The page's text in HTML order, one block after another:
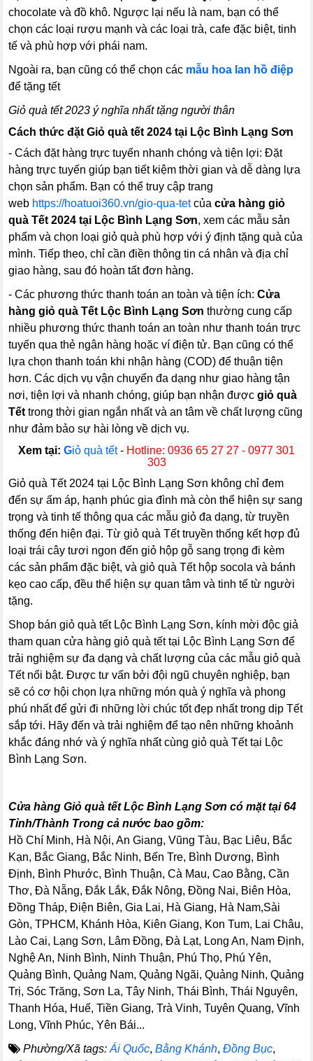
chocolate và đồ khô. Ngược lại nếu là nam, bạn có thể
chọn các loại rượu mạnh và các loại trà, cafe đặc biệt, tinh
tế và phù hợp với phái nam.
Ngoài ra, bạn cũng có thể chọn các mẫu hoa lan hồ điệp
để tặng tết
Giỏ quà tết 2023 ý nghĩa nhất tặng người thân
Cách thức đặt Giỏ quà tết 2024 tại Lộc Bình Lạng Sơn
- Cách đặt hàng trực tuyến nhanh chóng và tiện lợi: Đặt
hàng trực tuyến giúp bạn tiết kiệm thời gian và dễ dàng lựa
chọn sản phẩm. Bạn có thể truy cập trang
web https://hoatuoi360.vn/gio-qua-tetcủa cửa hàng giỏ
quà Tết 2024 tại Lộc Bình Lạng Sơn, xem các mẫu sản
phẩm và chọn loại giỏ quà phù hợp với ý định tặng quà của
mình. Tiếp theo, chỉ cần điền thông tin cá nhân và địa chỉ
giao hàng, sau đó hoàn tất đơn hàng.
- Các phương thức thanh toán an toàn và tiện ích: Cửa
hàng giỏ quà Tết Lộc Bình Lạng Sơn thường cung cấp
nhiều phương thức thanh toán an toàn như thanh toán trực
tuyến qua thẻ ngân hàng hoặc ví điện tử. Bạn cũng có thể
lựa chọn thanh toán khi nhận hàng (COD) để thuận tiện
hơn. Các dịch vụ vận chuyển đa dạng như giao hàng tận
nơi, tiện lợi và nhanh chóng, giúp bạn nhận đượcgiỏ quà
Tết trong thời gian ngắn nhất và an tâm về chất lượng cũng
như đảm bảo sự hài lòng về dịch vụ.
Xem tại: Giỏ quà tết- Hotline: 0936 65 27 27 - 0977 301
303
Giỏ quà Tết 2024 tại Lộc Bình Lạng Sơn không chỉ đem
đến sự ấm áp, hạnh phúc gia đình mà còn thể hiện sự sang
trọng và tinh tế thông qua các mẫu giỏ đa dạng, từ truyền
thống đến hiện đại. Từ giỏ quà Tết truyền thống kết hợp đủ
loại trái cây tươi ngon đến giỏ hộp gỗ sang trọng đi kèm
các sản phẩm đặc biệt, và giỏ quà Tết hộp socola và bánh
kẹo cao cấp, đều thể hiện sự quan tâm và tinh tế từ người
tặng.
Shop bán giỏ quà tết Lộc Bình Lạng Sơn, kính mời độc giả
tham quan cửa hàng giỏ quà tết tại Lộc Bình Lạng Sơn để
trải nghiệm sự đa dạng và chất lượng của các mẫu giỏ quà
Tết nổi bật. Được tư vấn bởi đội ngũ chuyên nghiệp, bạn
sẽ có cơ hội chọn lựa những món quà ý nghĩa và phong
phú nhất để gửi đi những lời chúc tốt đẹp nhất trong dịp Tết
sắp tới. Hãy đến và trải nghiệm để tạo nên những khoảnh
khắc đáng nhớ và ý nghĩa nhất cùng giỏ quà Tết tại Lộc
Bình Lạng Sơn.
Cửa hàng Giỏ quà tết Lộc Bình Lạng Sơn có mặt tại 64
Tỉnh/Thành Trong cả nước bao gồm:
Hồ Chí Minh, Hà Nội, An Giang, Vũng Tàu, Bạc Liêu, Bắc
Kạn, Bắc Giang, Bắc Ninh, Bến Tre, Bình Dương, Bình
Định, Bình Phước, Bình Thuận, Cà Mau, Cao Bằng, Cần
Thơ, Đà Nẵng, Đắk Lắk, Đắk Nông, Đồng Nai, Biên Hòa,
Đồng Tháp, Điện Biên, Gia Lai, Hà Giang, Hà Nam,Sài
Gòn, TPHCM, Khánh Hòa, Kiên Giang, Kon Tum, Lai Châu,
Lào Cai, Lạng Sơn, Lâm Đồng, Đà Lạt, Long An, Nam Định,
Nghệ An, Ninh Bình, Ninh Thuận, Phú Thọ, Phú Yên,
Quảng Bình, Quảng Nam, Quảng Ngãi, Quảng Ninh, Quảng
Trị, Sóc Trăng, Sơn La, Tây Ninh, Thái Bình, Thái Nguyên,
Thanh Hóa, Huế, Tiền Giang, Trà Vinh, Tuyên Quang, Vĩnh
Long, Vĩnh Phúc, Yên Bái...
Phường/Xã tags: Ái Quốc,Bằng Khánh,Đồng Bục,